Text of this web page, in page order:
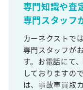
専門知識や査
専門スタッフ
カーネクストで
専門スタッフが
す。お電話にて
しておりますの
は、事故車買取